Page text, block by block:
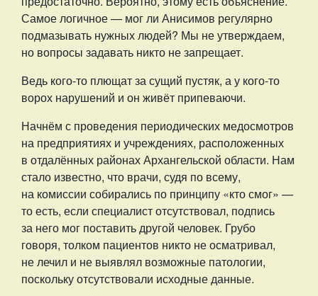
Самое логичное — мог ли Анисимов регулярно
подмазывать нужных людей? Мы не утверждаем,
но вопросы задавать никто не запрещает.
Ведь кого-то плющат за сущий пустяк, а у кого-то
ворох нарушений и он живёт припеваючи.
Начнём с проведения периодических медосмотров
на предприятиях и учреждениях, расположенных
в отдалённых районах Архангельской области. Нам
стало известно, что врачи, судя по всему,
на комиссии собирались по принципу «кто смог» —
то есть, если специалист отсутствовал, подпись
за него мог поставить другой человек. Грубо
говоря, толком пациентов никто не осматривал,
не лечил и не выявлял возможные патологии,
поскольку отсутствовали исходные данные.